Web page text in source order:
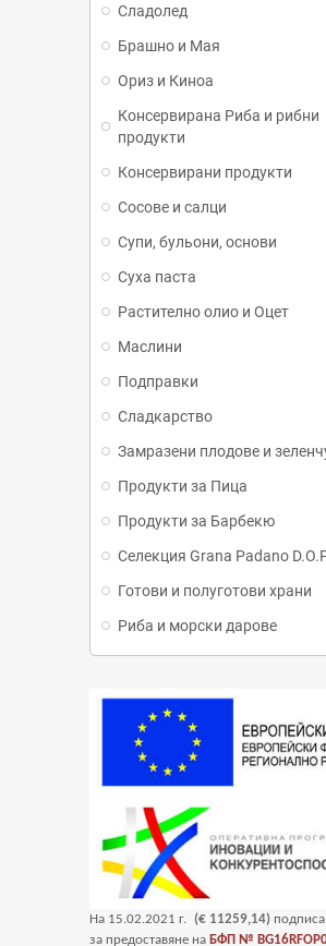
Сладолед
Брашно и Мая
Ориз и Киноа
Консервирана Риба и рибни
продукти
Консервирани продукти
Сосове и салци
Супи, бульони, основи
Суха паста
Растително олио и Оцет
Маслини
Подправки
Сладкарство
Замразени плодове и
Продукти за Пица
Продукти за Барбекю
Селекция Grana Padano
Готови и полуготови храни
Риба и морски дарове
На 15.02.2021 г. (€ 11259,14)
за предоставяне на БФП №